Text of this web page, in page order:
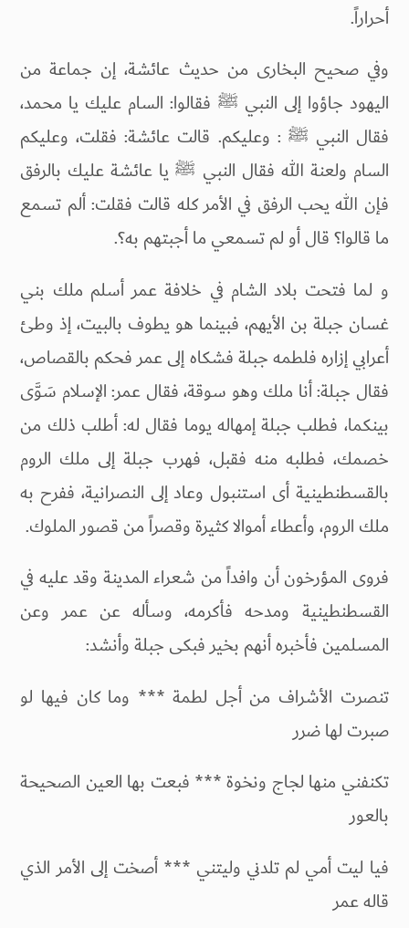
أحراراً.
وفي صحيح البخارى من حديث عائشة، إن جماعة من
اليهود جاؤوا إلى النبي ﷺ فقالوا: السام عليك يا محمد،
فقال النبي ﷺ : وعليكم. قالت عائشة: فقلت، وعليكم
السام ولعنة الله فقال النبي ﷺ يا عائشة عليك بالرفق
فإن الله يحب الرفق في الأمر كله قالت فقلت: ألم تسمع
ما قالوا؟ قال أو لم تسمعي ما أجبتهم به؟.
و لما فتحت بلاد الشام في خلافة عمر أسلم ملك بني
غسان جبلة بن الأيهم، فبينما هو يطوف بالبيت، إذ وطئ
أعرابي إزاره فلطمه جبلة فشكاه إلى عمر فحكم بالقصاص،
فقال جبلة: أنا ملك وهو سوقة، فقال عمر: الإسلام سَوَّى
بينكما، فطلب جبلة إمهاله يوما فقال له: أطلب ذلك من
خصمك، فطلبه منه فقبل، فهرب جبلة إلى ملك الروم
بالقسطنطينية أى استنبول وعاد إلى النصرانية، ففرح به
ملك الروم، وأعطاء أموالا كثيرة وقصراً من قصور الملوك.
فروى المؤرخون أن وافداً من شعراء المدينة وقد عليه في
القسطنطينية ومدحه فأكرمه، وسأله عن عمر وعن
المسلمين فأخبره أنهم بخير فبكى جبلة وأنشد:
تنصرت الأشراف من أجل لطمة *** وما كان فيها لو
صبرت لها ضرر
تكنفني منها لجاج ونخوة *** فبعت بها العين الصحيحة
بالعور
فيا ليت أمي لم تلدني وليتني *** أصخت إلى الأمر الذي
قاله عمر